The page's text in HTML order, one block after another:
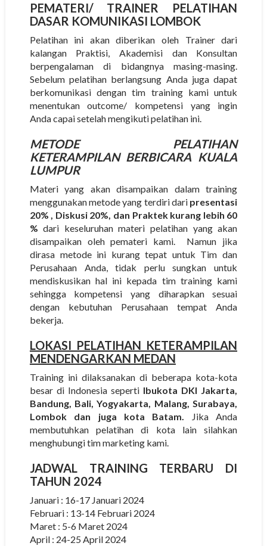
PEMATERI/TRAINER PELATIHAN
DASAR KOMUNIKASI LOMBOK
Pelatihan ini akan diberikan oleh Trainer dari
kalangan Praktisi, Akademisi dan Konsultan
berpengalaman di bidangnya masing-masing.
Sebelum pelatihan berlangsung Anda juga dapat
berkomunikasi dengan tim training kami untuk
menentukan outcome/ kompetensi yang ingin
Anda capai setelah mengikuti pelatihan ini.
METODE PELATIHAN
KETERAMPILAN BERBICARA KUALA
LUMPUR
Materi yang akan disampaikan dalam training
menggunakan metode yang terdiri dari presentasi
20% , Diskusi 20%, dan Praktek kurang lebih 60
% dari keseluruhan materi pelatihan yang akan
disampaikan oleh pemateri kami. Namun jika
dirasa metode ini kurang tepat untuk Tim dan
Perusahaan Anda, tidak perlu sungkan untuk
mendiskusikan hal ini kepada tim training kami
sehingga kompetensi yang diharapkan sesuai
dengan kebutuhan Perusahaan tempat Anda
bekerja.
LOKASI PELATIHAN KETERAMPILAN
MENDENGARKAN MEDAN
Training ini dilaksanakan di beberapa kota-kota
besar di Indonesia seperti Ibukota DKI Jakarta,
Bandung, Bali, Yogyakarta, Malang, Surabaya,
Lombok dan juga kota Batam. Jika Anda
membutuhkan pelatihan di kota lain silahkan
menghubungi tim marketing kami.
JADWAL TRAINING TERBARU DI
TAHUN 2024
Januari : 16-17 Januari 2024
Februari : 13-14 Februari 2024
Maret : 5-6 Maret 2024
April : 24-25 April 2024